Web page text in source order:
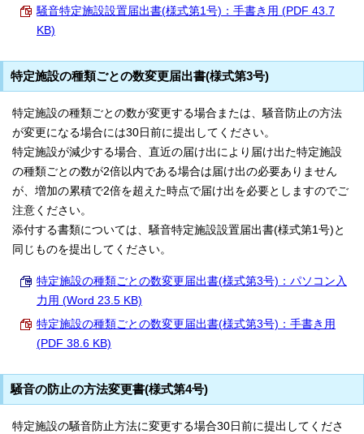
騒音特定施設設置届出書(様式第1号)：手書き用 (PDF 43.7
KB)
特定施設の種類ごとの数変更届出書(様式第3号)
特定施設の種類ごとの数が変更する場合または、騒音防止の方法
が変更になる場合には30日前に提出してください。
特定施設が減少する場合、直近の届け出により届け出た特定施設
の種類ごとの数が2倍以内である場合は届け出の必要ありません
が、増加の累積で2倍を超えた時点で届け出を必要としますのでご
注意ください。
添付する書類については、騒音特定施設設置届出書(様式第1号)と
同じものを提出してください。
特定施設の種類ごとの数変更届出書(様式第3号)：パソコン入
力用 (Word 23.5 KB)
特定施設の種類ごとの数変更届出書(様式第3号)：手書き用
(PDF 38.6 KB)
騒音の防止の方法変更書(様式第4号)
特定施設の騒音防止方法に変更する場合30日前に提出してくださ